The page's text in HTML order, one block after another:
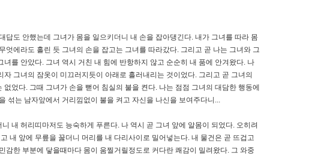
도 안했는데 그녀가 몸을 일으키더니 내 손을 잡아댕긴다. 내가 그녀를 따라 몸
에라도 홀린 듯 그녀의 손을 잡고는 그녀를 따라갔다. 그리고 곧 나는 그녀와 그
를 안았다. 그녀 역시 거친 내 힘에 반항하지 않고 순순히 내 품에 안겨왔다. 나
그녀의 잠옷이 미끄러지듯이 아래로 흘러내리는 것이었다. 그리고 곧 그녀의
었다. 그때 그녀가 손을 뻗어 침실의 불을 켠다. 나는 점점 그녀의 대담한 행동에
섞는 남자앞에서 거리낌없이 불을 켜고 자신을 나신을 보여주다니...
내 허리띠마저도 능숙하게 푸른다. 나 역시 곧 그녀 앞에 알몸이 되었다. 오히려
내 앞에 무릎을 꿇더니 머리를 내 다리사이로 밀어넣는다. 내 물건은 곧 뜨겁고
한 부분에 닿을때마다 몸이 움찔거릴정도로 커다란 쾌감이 밀려왔다. 그 와중